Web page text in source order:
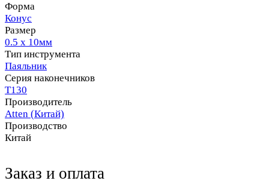
Форма
Конус
Размер
0.5 х 10мм
Тип инструмента
Паяльник
Серия наконечников
T130
Производитель
Atten (Китай)
Производство
Китай
Заказ и оплата